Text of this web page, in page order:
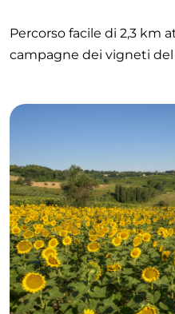
Percorso facile di 2,3 km
campagne dei vigneti del